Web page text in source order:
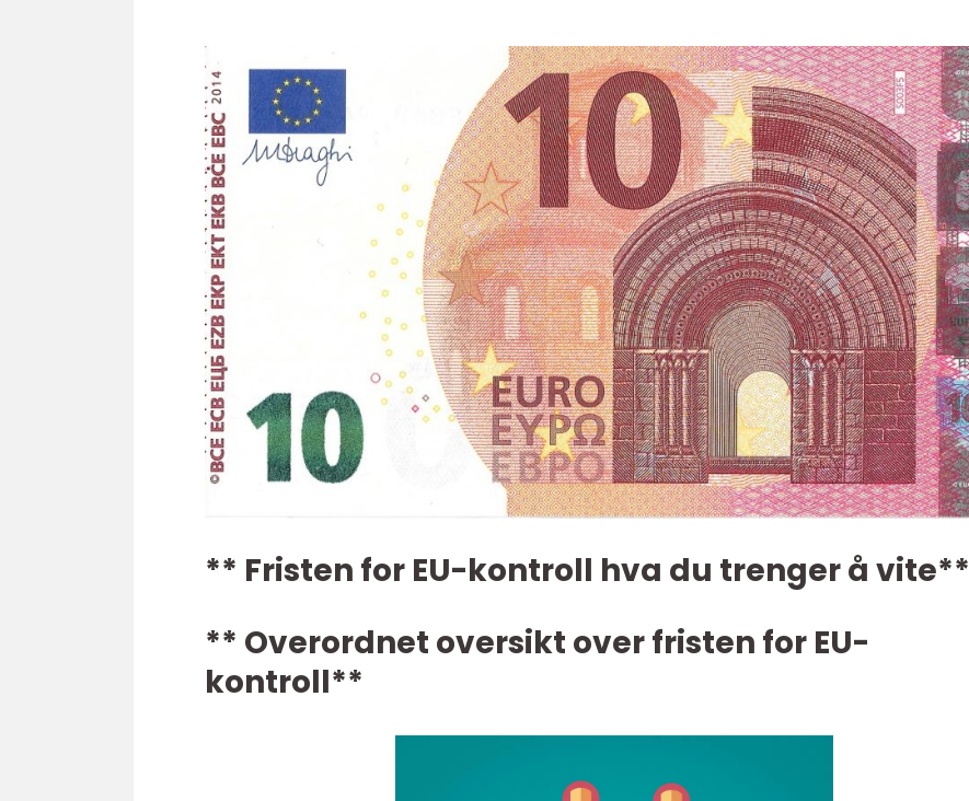
** Fristen for EU-kontroll hva du trenger å vite**
** Overordnet oversikt over fristen for EU-
kontroll**